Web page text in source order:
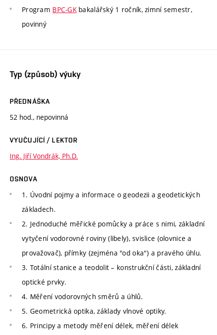
Program BPC-GKbakalářský 1 ročník, zimní semestr,
povinný
Typ (způsob) výuky
PŘEDNÁŠKA
52 hod., nepovinná
VYUČUJÍCÍ / LEKTOR
Ing. Jiří Vondrák, Ph.D.
OSNOVA
1. Úvodní pojmy a informace o geodezii a geodetických
základech.
2. Jednoduché měřické pomůcky a práce s nimi, základní
vytyčení vodorovné roviny (libely), svislice (olovnice a
provažovač), přímky (zejména "od oka") a pravého úhlu.
3. Totální stanice a teodolit – konstrukční části, základní
optické prvky.
4. Měření vodorovných směrů a úhlů.
5. Geometrická optika, základy vlnové optiky.
6. Principy a metody měření délek, měření délek